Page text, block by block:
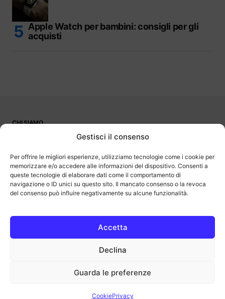
Gestisci il consenso
Per offrire le migliori esperienze, utilizziamo tecnologie come i cookie per
memorizzare e/o accedere alle informazioni del dispositivo. Consenti a
queste tecnologie di elaborare dati come il comportamento di
navigazione o ID unici su questo sito. Il mancato consenso o la revoca
del consenso può influire negativamente su alcune funzionalità.
Accetta
Declina
Guarda le preferenze
CookiePrivacy
Apple Watch per bambini: consigli per gli
acquisti
CHI SIAMO
OutOfBit
programma di affiliazione che consente ai siti di percepire una
commissione pubblicitaria pubblicizzando e fornendo link al sito
Amazon.it. Amazon e il logo Amazon sono marchi registrati di
Amazon.com, Inc. o delle sue affiliate.
COPYRIGHT © 2013-2025 OUTOFBIT P.IVA 04140830243, TUTTI I
outofbit.it@gmail.com | outofbit@pec.it
Note legali